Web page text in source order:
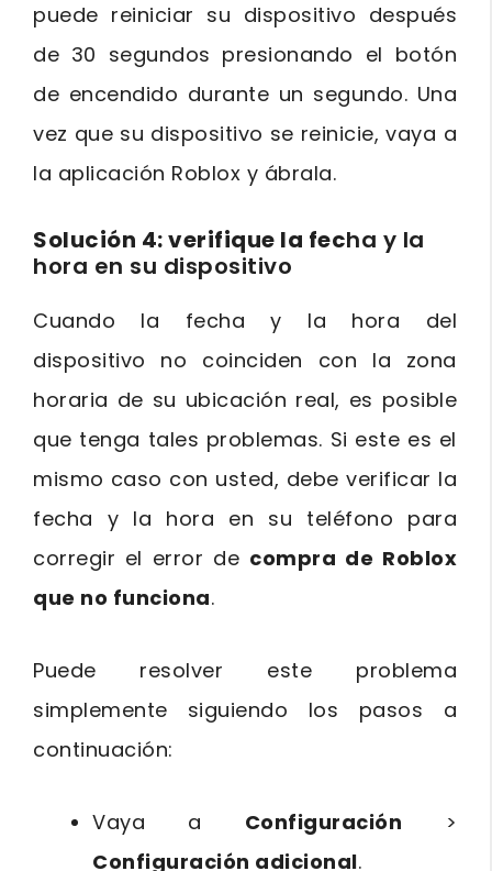
puede reiniciar su dispositivo después
de 30 segundos presionando el botón
de encendido durante un segundo. Una
vez que su dispositivo se reinicie, vaya a
la aplicación Roblox y ábrala.
Solución 4: verifique la fecha y la
hora en su dispositivo
Cuando la fecha y la hora del
dispositivo no coinciden con la zona
horaria de su ubicación real, es posible
que tenga tales problemas. Si este es el
mismo caso con usted, debe verificar la
fecha y la hora en su teléfono para
corregir el error de compra de Roblox
que no funciona.
Puede resolver este problema
simplemente siguiendo los pasos a
continuación:
Vaya a Configuración >
Configuración adicional.